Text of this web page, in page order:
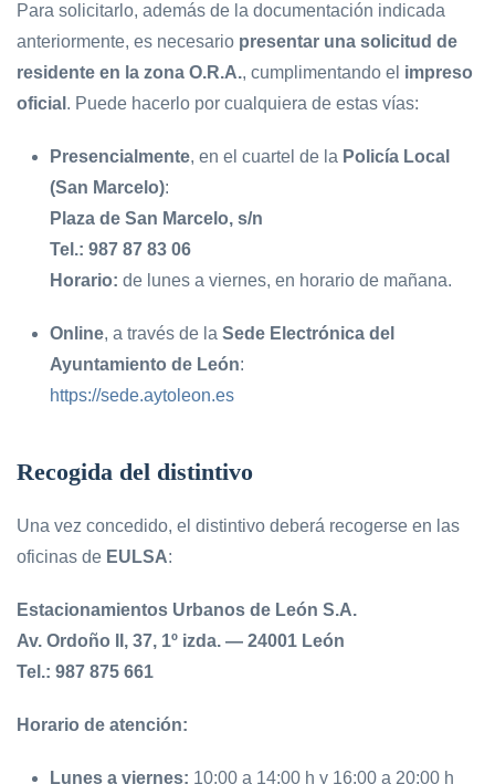
Para solicitarlo, además de la documentación indicada
anteriormente, es necesario presentar una solicitud de
residente en la zona O.R.A., cumplimentando el impreso
oficial . Puede hacerlo por cualquiera de estas vías:
Presencialmente, en el cuartel de la Policía Local
(San Marcelo):
Plaza de San Marcelo, s/n
Tel.: 987 87 83 06
Horario: de lunes a viernes, en horario de mañana.
Online, a través de la Sede Electrónica del
Ayuntamiento de León:
https://sede.aytoleon.es
Recogida del distintivo
Una vez concedido, el distintivo deberá recogerse en las
oficinas de EULSA:
Estacionamientos Urbanos de León S.A.
Av. Ordoño II, 37, 1º izda. — 24001 León
Tel.: 987 875 661
Horario de atención:
Lunes a viernes: 10:00 a 14:00 h y 16:00 a 20:00 h